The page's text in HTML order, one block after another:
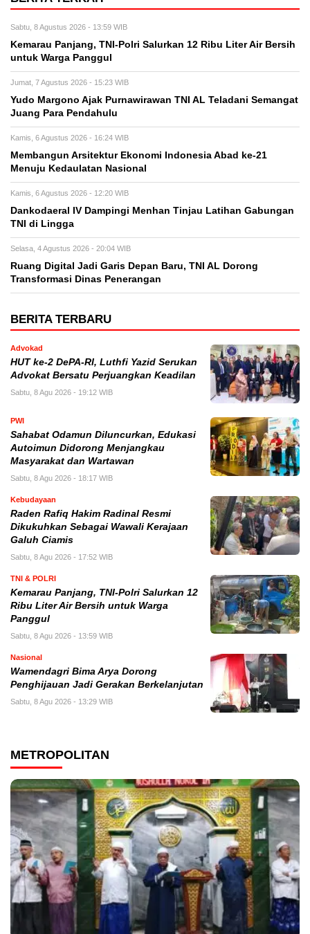
Sabtu, 8 Agustus 2026 - 13:59 WIB
Kemarau Panjang, TNI-Polri Salurkan 12 Ribu Liter Air Bersih
untuk Warga Panggul
Jumat, 7 Agustus 2026 - 15:23 WIB
Yudo Margono Ajak Purnawirawan TNI AL Teladani Semangat
Juang Para Pendahulu
Kamis, 6 Agustus 2026 - 16:24 WIB
Membangun Arsitektur Ekonomi Indonesia Abad ke-21
Menuju Kedaulatan Nasional
Kamis, 6 Agustus 2026 - 12:20 WIB
Dankodaeral IV Dampingi Menhan Tinjau Latihan Gabungan
TNI di Lingga
Selasa, 4 Agustus 2026 - 20:04 WIB
Ruang Digital Jadi Garis Depan Baru, TNI AL Dorong
Transformasi Dinas Penerangan
BERITA TERBARU
Advokad
HUT ke-2 DePA-RI, Luthfi Yazid Serukan
Advokat Bersatu Perjuangkan Keadilan
Sabtu, 8 Agu 2026 - 19:12 WIB
PWI
Sahabat Odamun Diluncurkan, Edukasi
Autoimun Didorong Menjangkau
Masyarakat dan Wartawan
Sabtu, 8 Agu 2026 - 18:17 WIB
Kebudayaan
Raden Rafiq Hakim Radinal Resmi
Dikukuhkan Sebagai Wawali Kerajaan
Galuh Ciamis
Sabtu, 8 Agu 2026 - 17:52 WIB
TNI & POLRI
Kemarau Panjang, TNI-Polri Salurkan 12
Ribu Liter Air Bersih untuk Warga
Panggul
Sabtu, 8 Agu 2026 - 13:59 WIB
Nasional
Wamendagri Bima Arya Dorong
Penghijauan Jadi Gerakan Berkelanjutan
Sabtu, 8 Agu 2026 - 13:29 WIB
METROPOLITAN